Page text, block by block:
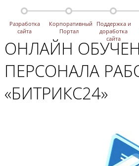
Разработка
сайта
Корпоративный
Портал
Поддержка и
доработка
сайта
ОНЛАЙН
ПЕРСОНАЛА
«БИТРИКС24»